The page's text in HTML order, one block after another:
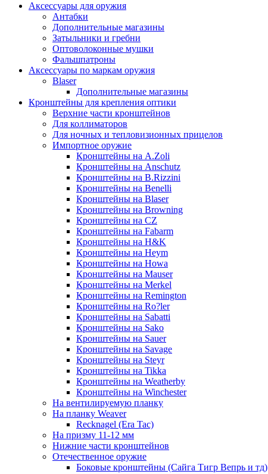
Аксессуары для оружия
Антабки
Дополнительные магазины
Затыльники и гребни
Оптоволоконные мушки
Фальшпатроны
Аксессуары по маркам оружия
Blaser
Дополнительные магазины
Кронштейны для крепления оптики
Верхние части кронштейнов
Для коллиматоров
Для ночных и тепловизионных прицелов
Импортное оружие
Кронштейны на A.Zoli
Кронштейны на Anschutz
Кронштейны на B.Rizzini
Кронштейны на Benelli
Кронштейны на Blaser
Кронштейны на Browning
Кронштейны на CZ
Кронштейны на Fabarm
Кронштейны на H&K
Кронштейны на Heym
Кронштейны на Howa
Кронштейны на Mauser
Кронштейны на Merkel
Кронштейны на Remington
Кронштейны на Ro?ler
Кронштейны на Sabatti
Кронштейны на Sako
Кронштейны на Sauer
Кронштейны на Savage
Кронштейны на Steyr
Кронштейны на Tikka
Кронштейны на Weatherby
Кронштейны на Winchester
На вентилируемую планку
На планку Weaver
Recknagel (Era Tac)
На призму 11-12 мм
Нижние части кронштейнов
Отечественное оружие
Боковые кронштейны (Сайга Тигр Вепрь и тд)